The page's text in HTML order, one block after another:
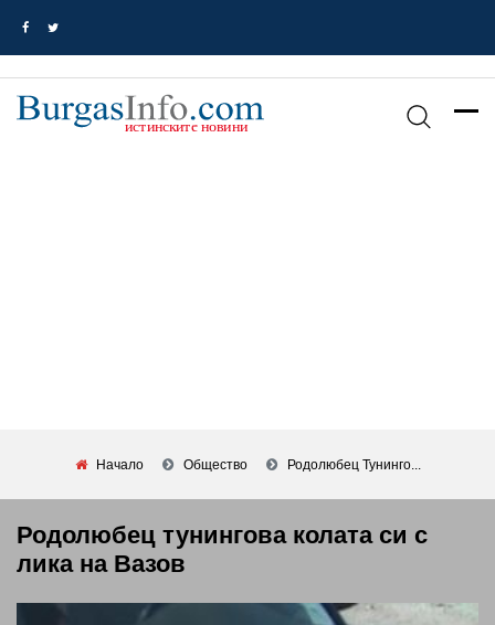
Начало Общество Родолюбец Тунинго...
Родолюбец тунингова колата си с
лика на Вазов